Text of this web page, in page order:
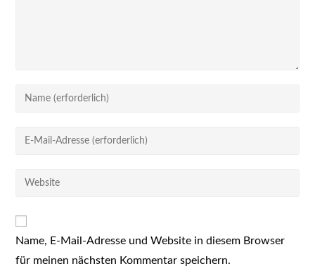
Gib
oder
zum
ein
Gib
Mail-
Kommentieren
ein
Gib
URL
ein
(optional)
Name, E-Mail-Adresse und Website in diesem Browser
für meinen nächsten Kommentar speichern.